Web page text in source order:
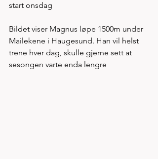
start onsdag
Bildet viser Magnus løpe 1500m under
Mailekene i Haugesund. Han vil helst
trene hver dag, skulle gjerne sett at
sesongen varte enda lengre